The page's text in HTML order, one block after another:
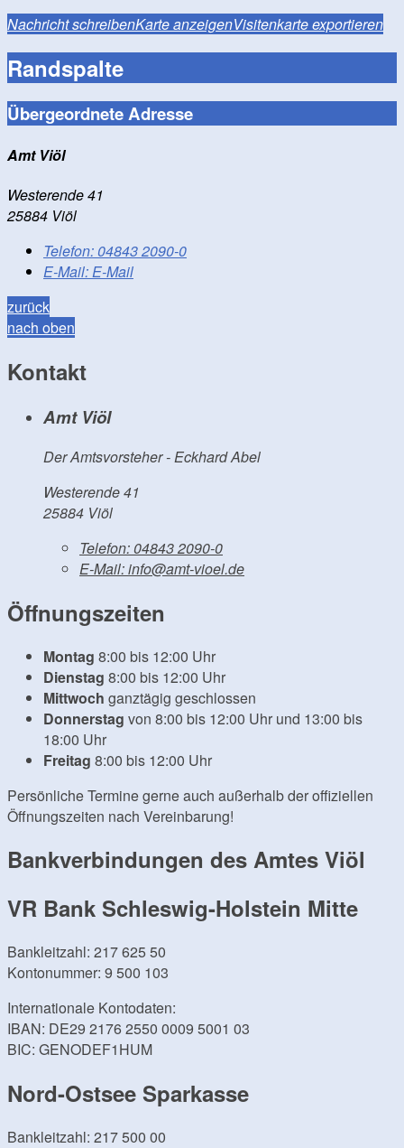
Nachricht schreibenKarte anzeigenVisitenkarte exportieren
Randspalte
Übergeordnete Adresse
Amt Viöl
Westerende 41
25884 Viöl
Telefon: 04843 2090-0
E-Mail:E-Mail
zurück
nach oben
Kontakt
Amt Viöl
Der Amtsvorsteher - Eckhard Abel
Westerende 41
25884 Viöl
Telefon: 04843 2090-0
E-Mail:info@amt-vioel.de
Öffnungszeiten
Montag 8:00 bis 12:00 Uhr
Dienstag 8:00 bis 12:00 Uhr
Mittwoch ganztägig geschlossen
Donnerstag von 8:00 bis 12:00 Uhr und 13:00 bis
18:00 Uhr
Freitag 8:00 bis 12:00 Uhr
Persönliche Termine gerne auch außerhalb der offiziellen
Öffnungszeiten nach Vereinbarung!
Bankverbindungen des Amtes Viöl
VR Bank Schleswig-Holstein Mitte
Bankleitzahl: 217 625 50
Kontonummer: 9 500 103
Internationale Kontodaten:
IBAN: DE29 2176 2550 0009 5001 03
BIC: GENODEF1HUM
Nord-Ostsee Sparkasse
Bankleitzahl: 217 500 00